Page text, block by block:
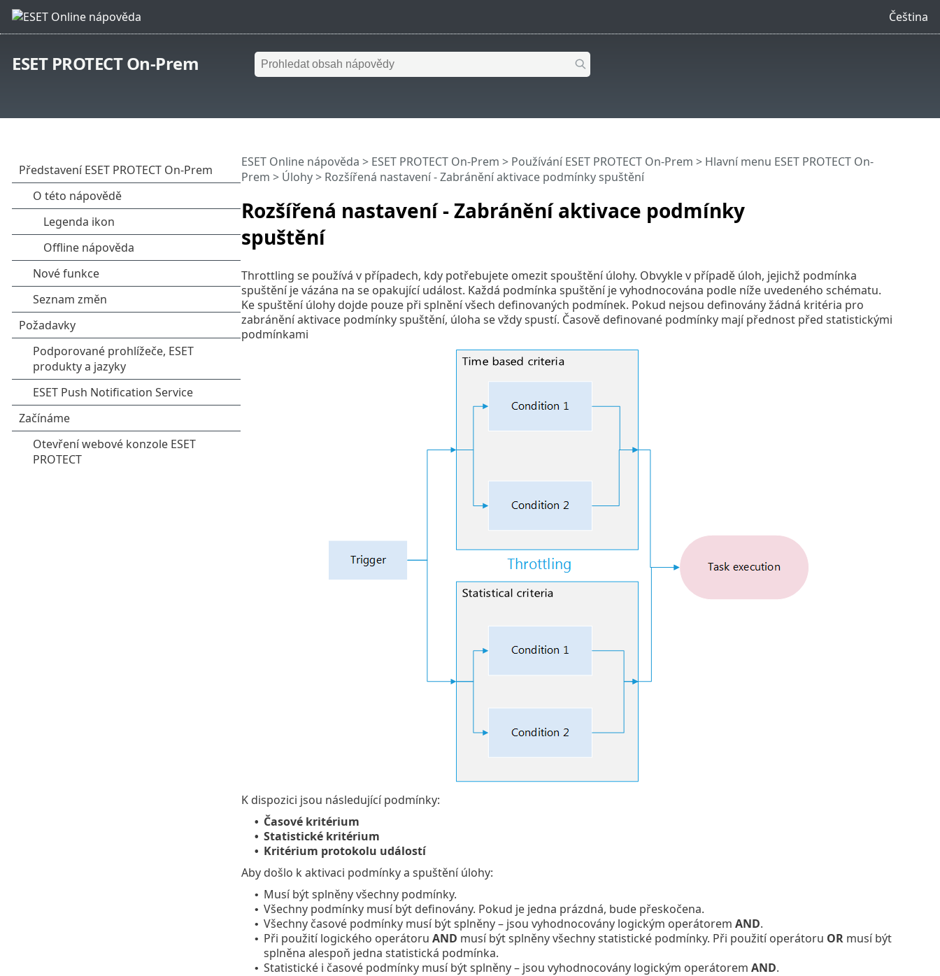
Čeština
ESET PROTECT On-Prem
Rozšířená nastavení - Zabránění aktivace podmínky
spuštění
ESET Online nápověda > ESET PROTECT On-Prem > Používání ESET PROTECT On-Prem > Hlavní menu ESET PROTECT On-
Prem > Úlohy> Rozšířená nastavení - Zabránění aktivace podmínky spuštění
Throttling se používá v případech, kdy potřebujete omezit spouštění úlohy. Obvykle v případě úloh, jejichž podmínka
spuštění je vázána na se opakující událost. Každá podmínka spuštění je vyhodnocována podle níže uvedeného schématu.
Ke spuštění úlohy dojde pouze při splnění všech definovaných podmínek. Pokud nejsou definovány žádná kritéria pro
zabránění aktivace podmínky spuštění, úloha se vždy spustí. Časově definované podmínky mají přednost před statistickými
podmínkami
K dispozici jsou následující podmínky:
• Časové kritérium
• Statistické kritérium
• Kritérium protokolu událostí
Aby došlo k aktivaci podmínky a spuštění úlohy:
• Musí být splněny všechny podmínky.
• Všechny podmínky musí být definovány. Pokud je jedna prázdná, bude přeskočena.
• Všechny časové podmínky musí být splněny – jsou vyhodnocovány logickým operátorem AND.
• Při použití logického operátoru AND musí být splněny všechny statistické podmínky. Při použití operátoru ORmusí být
splněna alespoň jedna statistická podmínka.
• Statistické i časové podmínky musí být splněny – jsou vyhodnocovány logickým operátorem AND.